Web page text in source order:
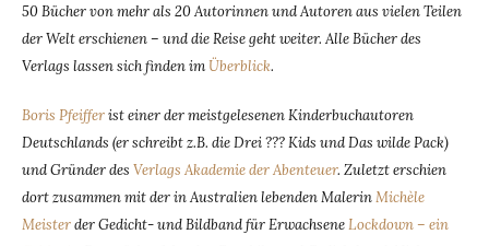
50 Bücher von mehr als 20 Autorinnen und Autoren aus vielen Teilen
der Welt erschienen – und die Reise geht weiter. Alle Bücher des
Verlags lassen sich finden imÜberblick.
Boris Pfeifferist einer der meistgelesenen Kinderbuchautoren
Deutschlands (er schreibt z.B. die Drei ??? Kids und Das wilde Pack)
und Gründer des Verlags Akademie der Abenteuer. Zuletzt erschien
dort zusammen mit der in Australien lebenden MalerinMichèle
Meisterder Gedicht- und Bildband für ErwachseneLockdown – ein